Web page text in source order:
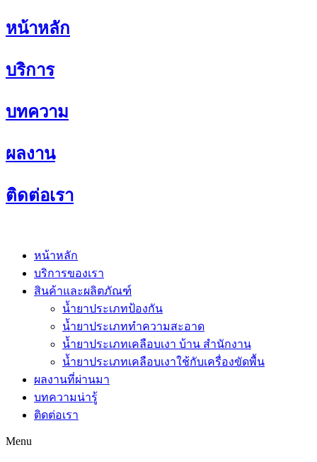
Skip
to
หน้าหลัก
บริการ
บทความ
ผลงาน
ติดต่อเรา
หน้าหลัก
บริการของเรา
สินค้าและผลิตภัณฑ์
น้ำยาประเภทป้องกัน
น้ำยาประเภททำความสะอาด
น้ำยาประเภทเคลือบเงา บ้าน สำนักงาน
น้ำยาประเภทเคลือบเงาใช้กับเครื่องขัดพื้น
ผลงานที่ผ่านมา
บทความน่ารู้
ติดต่อเรา
Menu